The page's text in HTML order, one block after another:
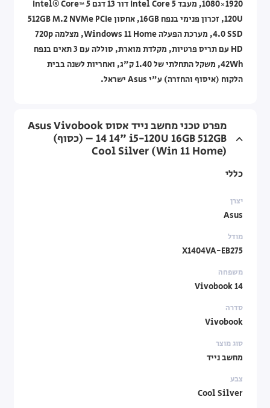
1920×1080, מעבד Intel Core 5 דור 13 דגם Intel® Core™ 5
120U, זכרון פנימי בנפח 16GB, אחסון 512GB M.2 NVMe PCIe
4.0 SSD, מערכת הפעלה Windows 11 Home, מצלמה 720p
HD עם תריס פרטיות, מקלדת מוארת, סוללה עם 3 תאים בנפח
‎42Wh‎, משקל התחלתי של 1.40 ק"ג, ואחריות לשנה בבית
הלקוח (איסוף והחזרה) ע"י Asus ישראל.
מפרט טכני מחשב נייד אסוס Asus Vivobook
14 ‎14"‎ ‎i5-120U ‎16GB‎ ‎512GB‎ – (כסוף)
Cool Silver (Win 11 Home)
כללי
יצרן
Asus
מודל
X1404VA-EB275
משפחה
Vivobook 14
סדרה
Vivobook
סוג מוצר
מחשב נייד
צבע
Cool Silver